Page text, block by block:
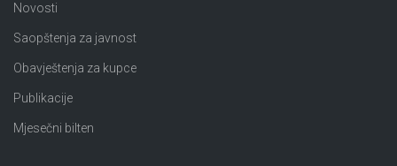
Novosti
Saopštenja za javnost
Obavještenja za kupce
Publikacije
Mjesečni bilten